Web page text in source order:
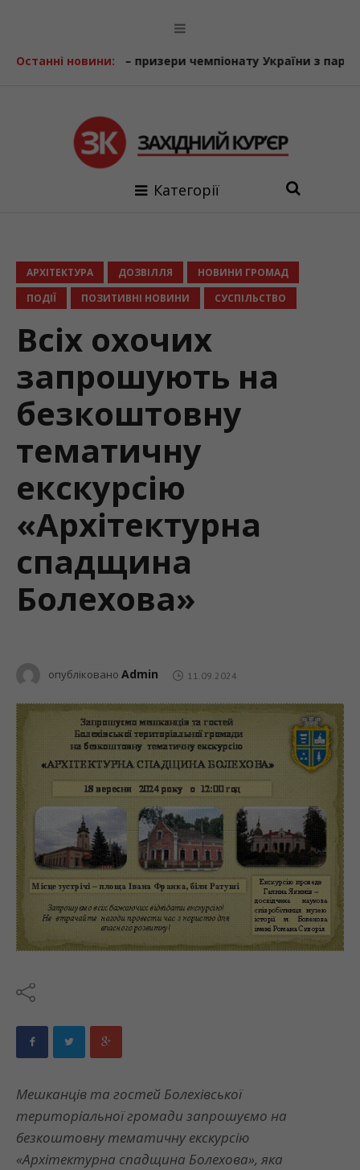
Останні новини:
чемпіонату України з парастрільби з лука У
Категорії
АРХІТЕКТУРА ДОЗВІЛЛЯ
НОВИНИ ГРОМАД
ПОДІЇ
ПОЗИТИВНІ НОВИНИ СУСПІЛЬСТВО
Всіх охочих
запрошують на
безкоштовну
тематичну
екскурсію
«Архітектурна
спадщина
Болехова»
опубліковано Admin 11.09.2024
Мешканців та гостей Болехівської
територіальної громади запрошуємо на
безкоштовну тематичну екскурсію
«Архітектурна спадщина Болехова», яка